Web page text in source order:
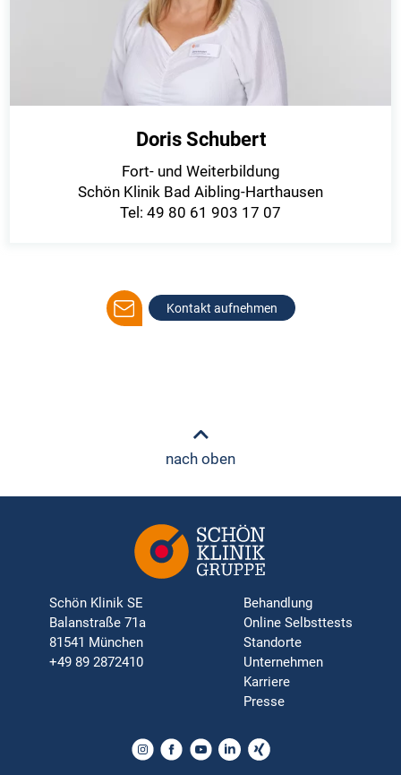
Doris Schubert
Fort- und Weiterbildung
Schön Klinik Bad Aibling-Harthausen
Tel: 49 80 61 903 17 07
Kontakt aufnehmen
nach oben
Schön Klinik SE
Balanstraße 71a
81541 München
+49 89 2872410
Behandlung
Online Selbsttests
Standorte
Unternehmen
Karriere
Presse